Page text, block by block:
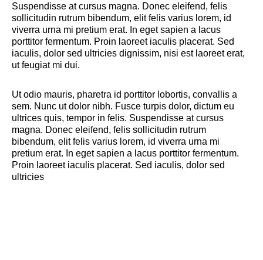
Suspendisse at cursus magna. Donec eleifend, felis
sollicitudin rutrum bibendum, elit felis varius lorem, id
viverra urna mi pretium erat. In eget sapien a lacus
porttitor fermentum. Proin laoreet iaculis placerat. Sed
iaculis, dolor sed ultricies dignissim, nisi est laoreet erat,
ut feugiat mi dui.
Ut odio mauris, pharetra id porttitor lobortis, convallis a
sem. Nunc ut dolor nibh. Fusce turpis dolor, dictum eu
ultrices quis, tempor in felis. Suspendisse at cursus
magna. Donec eleifend, felis sollicitudin rutrum
bibendum, elit felis varius lorem, id viverra urna mi
pretium erat. In eget sapien a lacus porttitor fermentum.
Proin laoreet iaculis placerat. Sed iaculis, dolor sed
ultricies